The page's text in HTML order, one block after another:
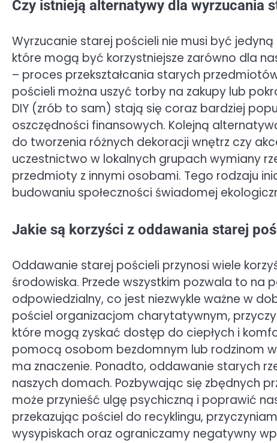
Czy istnieją alternatywy dla wyrzucania
Wyrzucanie starej pościeli nie musi być
które mogą być korzystniejsze zarówno dla
– proces przekształcania starych
pościeli można uszyć torby na zakupy lub
DIY (zrób to sam) stają się coraz bardziej
oszczędności finansowych. Kolejną
do tworzenia różnych dekoracji wnętrz czy
uczestnictwo w lokalnych grupach wymiany
przedmioty z innymi osobami. Tego rodzaju
budowaniu społeczności świadomej
Jakie są korzyści z oddawania starej
Oddawanie starej pościeli przynosi wiele
środowiska. Przede wszystkim pozwala to na
odpowiedzialny, co jest niezwykle ważne w
pościel organizacjom charytatywnym,
które mogą zyskać dostęp do ciepłych i
pomocą osobom bezdomnym lub rodzinom
ma znaczenie. Ponadto, oddawanie starych
naszych domach. Pozbywając się zbędnych
może przynieść ulgę psychiczną i poprawić
przekazując pościel do recyklingu,
wysypiskach oraz ograniczamy negatywny